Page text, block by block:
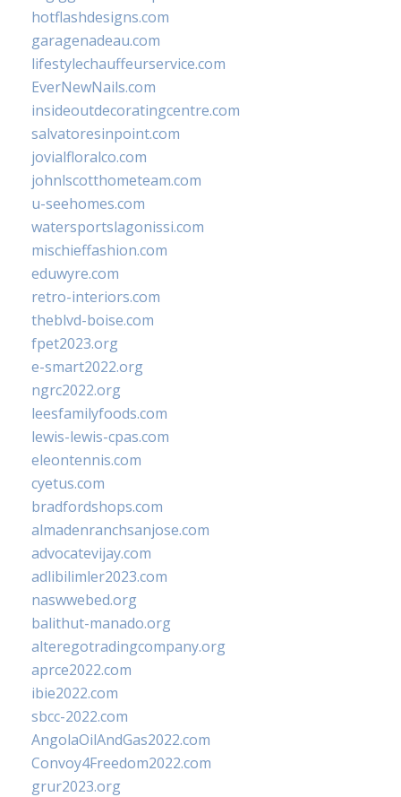
hotflashdesigns.com
garagenadeau.com
lifestylechauffeurservice.com
EverNewNails.com
insideoutdecoratingcentre.com
salvatoresinpoint.com
jovialfloralco.com
johnlscotthometeam.com
u-seehomes.com
watersportslagonissi.com
mischieffashion.com
eduwyre.com
retro-interiors.com
theblvd-boise.com
fpet2023.org
e-smart2022.org
ngrc2022.org
leesfamilyfoods.com
lewis-lewis-cpas.com
eleontennis.com
cyetus.com
bradfordshops.com
almadenranchsanjose.com
advocatevijay.com
adlibilimler2023.com
naswwebed.org
balithut-manado.org
alteregotradingcompany.org
aprce2022.com
ibie2022.com
sbcc-2022.com
AngolaOilAndGas2022.com
Convoy4Freedom2022.com
grur2023.org